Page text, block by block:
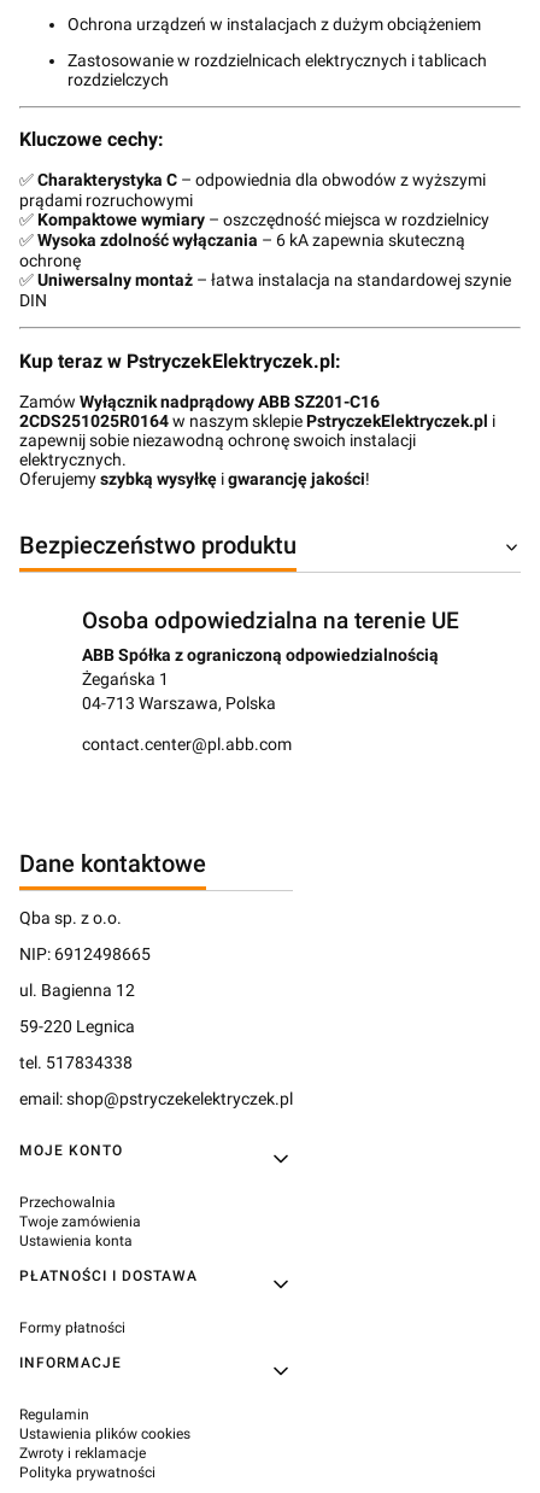
Ochrona urządzeń w instalacjach z dużym obciążeniem
Zastosowanie w rozdzielnicach elektrycznych i tablicach
rozdzielczych
Kluczowe cechy:
✅Charakterystyka C – odpowiednia dla obwodów z wyższymi
prądami rozruchowymi
✅Kompaktowe wymiary – oszczędność miejsca w rozdzielnicy
✅Wysoka zdolność wyłączania – 6 kA zapewnia skuteczną
ochronę
✅Uniwersalny montaż – łatwa instalacja na standardowej szynie
DIN
Kup teraz w PstryczekElektryczek.pl:
Zamów Wyłącznik nadprądowy ABB SZ201-C16
2CDS251025R0164w naszym sklepiePstryczekElektryczek.pl i
zapewnij sobie niezawodną ochronę swoich instalacji
elektrycznych.
Oferujemyszybką wysyłkę igwarancję jakości!
Bezpieczeństwo produktu
Osoba odpowiedzialna na terenie UE
ABB Spółka z ograniczoną odpowiedzialnością
Żegańska 1
04-713 Warszawa, Polska
contact.center@pl.abb.com
Dane kontaktowe
Qba sp. z o.o.
NIP: 6912498665
ul. Bagienna 12
59-220 Legnica
tel. 517834338
email: shop@pstryczekelektryczek.pl
Linki w stopce
MOJE KONTO
Przechowalnia
Twoje zamówienia
Ustawienia konta
PŁATNOŚCI I DOSTAWA
Formy płatności
INFORMACJE
Regulamin
Ustawienia plików cookies
Zwroty i reklamacje
Polityka prywatności